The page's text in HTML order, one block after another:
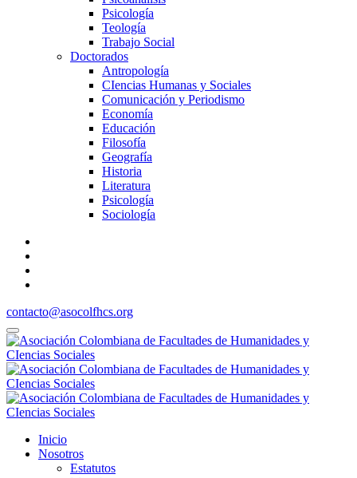
Psicología
Teología
Trabajo Social
Doctorados
Antropología
CIencias Humanas y Sociales
Comunicación y Periodismo
Economía
Educación
Filosofía
Geografía
Historia
Literatura
Psicología
Sociología
contacto@asocolfhcs.org
Inicio
Nosotros
Estatutos